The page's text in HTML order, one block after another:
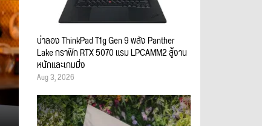
น่าลอง ThinkPad T1g Gen 9 พลัง Panther
Lake กราฟิก RTX 5070 แรม LPCAMM2 สู้งาน
หนักและเกมมิ่ง
Aug 3, 2026